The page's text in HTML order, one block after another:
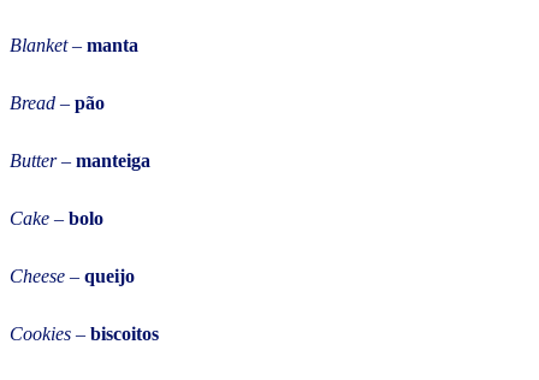
Blanket– manta
Bread – pão
Butter– manteiga
Cake – bolo
Cheese – queijo
Cookies – biscoitos